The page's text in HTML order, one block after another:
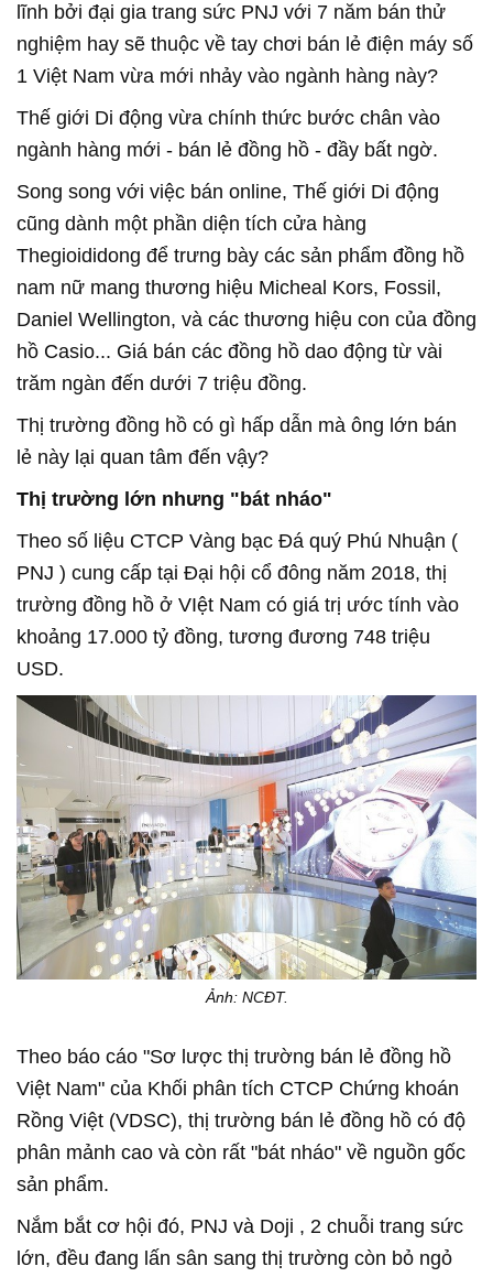
lĩnh bởi đại gia trang sức PNJ với 7 năm bán thử
nghiệm hay sẽ thuộc về tay chơi bán lẻ điện máy số
1 Việt Nam vừa mới nhảy vào ngành hàng này?
Thế giới Di động vừa chính thức bước chân vào
ngành hàng mới - bán lẻ đồng hồ - đầy bất ngờ.
Song song với việc bán online, Thế giới Di động
cũng dành một phần diện tích cửa hàng
Thegioididong để trưng bày các sản phẩm đồng hồ
nam nữ mang thương hiệu Micheal Kors, Fossil,
Daniel Wellington, và các thương hiệu con của đồng
hồ Casio... Giá bán các đồng hồ dao động từ vài
trăm ngàn đến dưới 7 triệu đồng.
Thị trường đồng hồ có gì hấp dẫn mà ông lớn bán
lẻ này lại quan tâm đến vậy?
Thị trường lớn nhưng "bát nháo"
Theo số liệu CTCP Vàng bạc Đá quý Phú Nhuận (
PNJ ) cung cấp tại Đại hội cổ đông năm 2018, thị
trường đồng hồ ở VIệt Nam có giá trị ước tính vào
khoảng 17.000 tỷ đồng, tương đương 748 triệu
USD.
Ảnh: NCĐT.
Theo báo cáo "Sơ lược thị trường bán lẻ đồng hồ
Việt Nam" của Khối phân tích CTCP Chứng khoán
Rồng Việt (VDSC), thị trường bán lẻ đồng hồ có độ
phân mảnh cao và còn rất "bát nháo" về nguồn gốc
sản phẩm.
Nắm bắt cơ hội đó, PNJ và Doji , 2 chuỗi trang sức
lớn, đều đang lấn sân sang thị trường còn bỏ ngỏ